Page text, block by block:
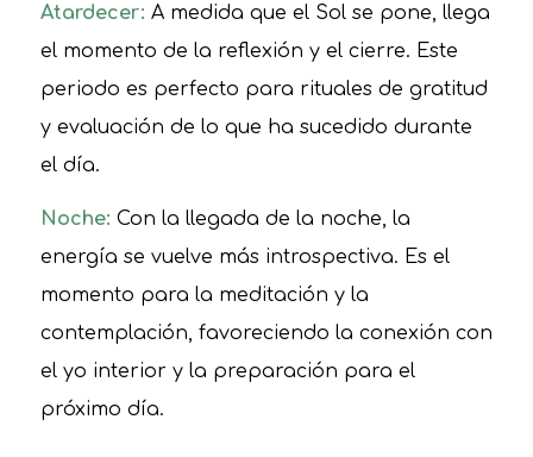
Atardecer: A medida que el Sol se pone, llega
el momento de la reflexión y el cierre. Este
periodo es perfecto para rituales de gratitud
y evaluación de lo que ha sucedido durante
el día.
Noche: Con la llegada de la noche, la
energía se vuelve más introspectiva. Es el
momento para la meditación y la
contemplación, favoreciendo la conexión con
el yo interior y la preparación para el
próximo día.